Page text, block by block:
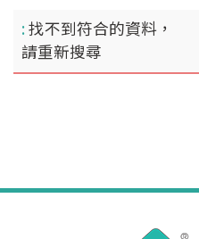
找不到符合的資料，
請重新搜尋